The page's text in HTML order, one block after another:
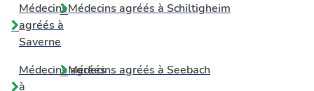
Médecins
agréés à
Saverne
Médecins agréés à Schiltigheim
Médecins agréés
à
Médecins agréés à Seebach